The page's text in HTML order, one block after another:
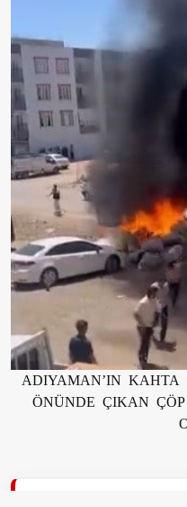
ADIYAMAN’IN KAHTA
ÖNÜNDE ÇIKAN